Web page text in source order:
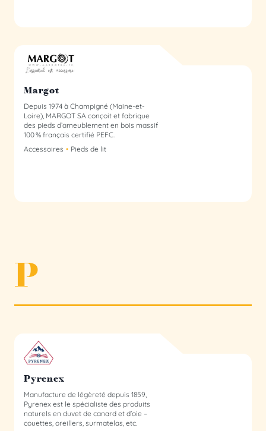
Margot membre du collectif
Margot
Depuis 1974 à Champigné (Maine-et-
Loire), MARGOT SA conçoit et fabrique
des pieds d’ameublement en bois massif
100 % français certifié PEFC.
Accessoires
Pieds de lit
P
Pyrenex membre du collectif
Pyrenex
Manufacture de légèreté depuis 1859,
Pyrenex est le spécialiste des produits
naturels en duvet de canard et d’oie –
couettes, oreillers, surmatelas, etc.